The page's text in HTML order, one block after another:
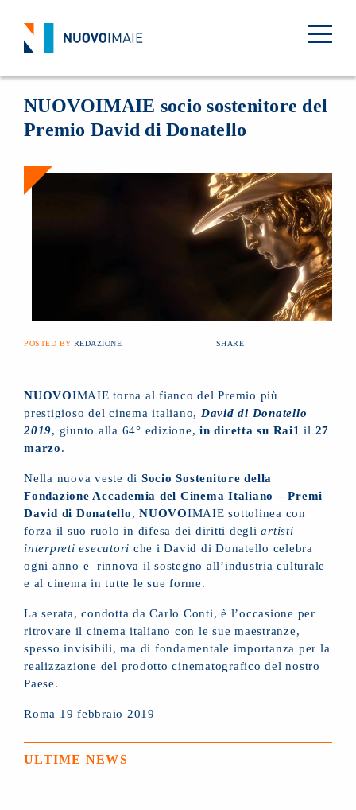
NUOVOIMAIE socio sostenitore del
Premio David di Donatello
POSTED BY REDAZIONE SHARE
NUOVOIMAIE torna al fianco del Premio più
prestigioso del cinema italiano, David di Donatello
2019, giunto alla 64° edizione, in diretta su Rai1 il 27
marzo.
Nella nuova veste di Socio Sostenitore della
Fondazione Accademia del Cinema Italiano – Premi
David di Donatello, NUOVOIMAIE sottolinea con
forza il suo ruolo in difesa dei diritti degliartisti
interpreti esecutori che i David di Donatello celebra
ogni anno e rinnova il sostegno all’industria culturale
e al cinema in tutte le sue forme.
La serata, condotta da Carlo Conti, è l’occasione per
ritrovare il cinema italiano con le sue maestranze,
spesso invisibili, ma di fondamentale importanza per la
realizzazione del prodotto cinematografico del nostro
Paese.
Roma 19 febbraio 2019
ULTIME NEWS